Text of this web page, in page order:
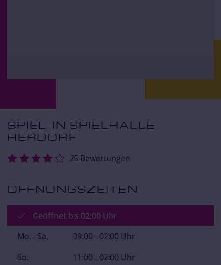
SPIEL-IN SPIELHALLE
HERDORF
25 Bewertungen
ÖFFNUNGSZEITEN
Geöffnet bis 02:00 Uhr
Mo. - Sa.
09:00 - 02:00 Uhr
So.
11:00 - 02:00 Uhr